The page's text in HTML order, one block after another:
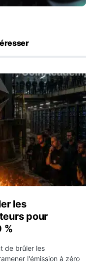
des
les
pour
%
de brûler les
l'émission à zéro